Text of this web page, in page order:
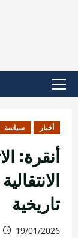
القائمة
أخبار سياسة
أنقرة:
تاريخية
19/01/2026